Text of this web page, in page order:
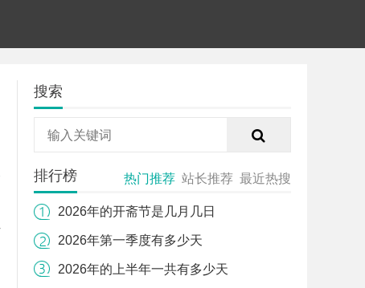
搜索
排行榜 热门推荐 站长推荐 最近热搜
2026年的开斋节是几月几日
2026年第一季度有多少天
2026年的上半年一共有多少天